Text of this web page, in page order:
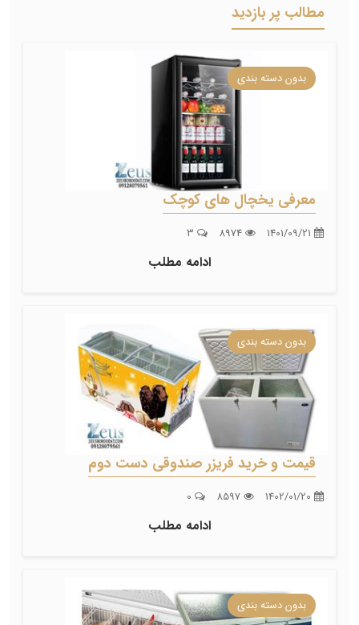
مطالب پر بازدید
بدون دسته بندی
معرفی یخچال های کوچک
ادامه مطلب
بدون دسته بندی
قیمت و خرید فریزر صندوقی دست دوم
ادامه مطلب
بدون دسته بندی